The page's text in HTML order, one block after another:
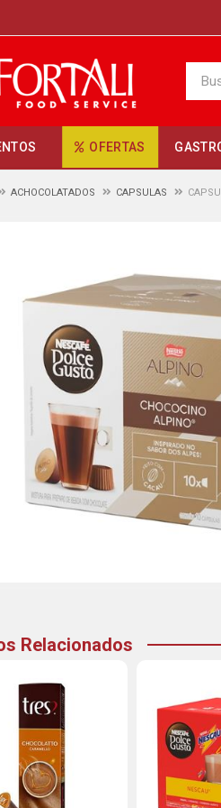
OFERTAS
ACHOCOLATADOS CAPSULAS
Relacionados